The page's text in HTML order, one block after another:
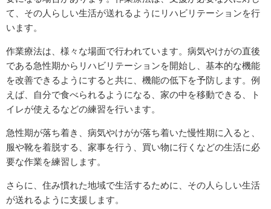
て、その人らしい生活が送れるようにリハビリテーションを行
います。
作業療法は、様々な場面で行われています。病気やけがの直後
である急性期からリハビリテーションを開始し、基本的な機能
を改善できるようにすると共に、機能の低下を予防します。例
えば、自分で食べられるようになる、家の中を移動できる、ト
イレが使えるなどの練習を行います。
急性期が落ち着き、病気やけがが落ち着いた慢性期に入ると、
服や靴を着脱する、家事を行う、買い物に行くなどの生活に必
要な作業を練習します。
さらに、住み慣れた地域で生活するために、その人らしい生活
が送れるように支援します。